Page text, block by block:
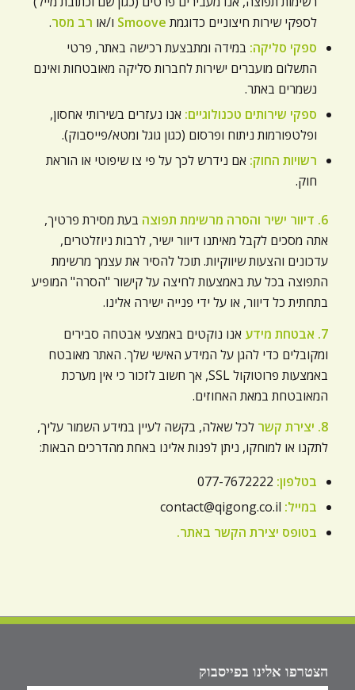
לספקי שירות חיצוניים כדוגמת Smoove ו/או רב מסר.
ספקי סליקה: במידה ומתבצעת רכישה באתר, פרטי
התשלום מועברים ישירות לחברות סליקה מאובטחות ואינם
נשמרים באתר.
ספקי שירותים טכנולוגיים: אנו נעזרים בשירותי אחסון,
ופלטפורמות ניתוח ופרסום (כגון גוגל ומטא/פייסבוק).
רשויות החוק: אם נידרש לכך על פי צו שיפוטי או הוראת
חוק.
6. דיוור ישיר והסרה מרשימת תפוצה
בעת מסירת פרטיך,
אתה מסכים לקבל מאיתנו דיוור ישיר, לרבות ניוזלטרים,
עדכונים והצעות שיווקיות. תוכל להסיר את עצמך מרשימת
התפוצה בכל עת באמצעות לחיצה על קישור "הסרה" המופיע
בתחתית כל דיוור, או על ידי פנייה ישירה אלינו.
7. אבטחת מידע
אנו נוקטים באמצעי אבטחה סבירים
ומקובלים כדי להגן על המידע האישי שלך. האתר מאובטח
באמצעות פרוטוקול SSL, אך חשוב לזכור כי אין מערכת
המאובטחת במאת האחוזים.
8. יצירת קשר
לכל שאלה, בקשה לעיין במידע השמור עליך,
לתקנו או למוחקו, ניתן לפנות אלינו באחת מהדרכים הבאות:
בטלפון:
במייל:
בטופס יצירת הקשר באתר.
הצטרפו אלינו בפייסבוק